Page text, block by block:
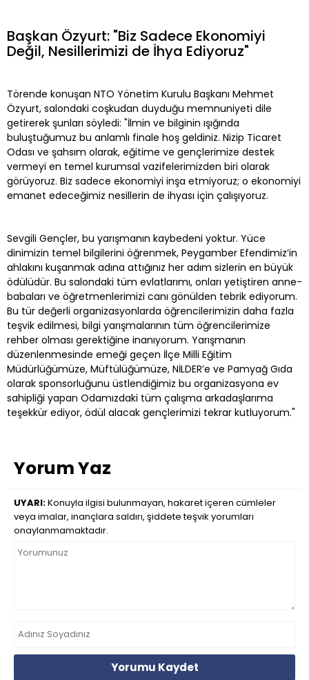
Başkan Özyurt: "Biz Sadece Ekonomiyi
Değil, Nesillerimizi de İhya Ediyoruz"
Törende konuşan NTO Yönetim Kurulu Başkanı Mehmet
Özyurt, salondaki coşkudan duyduğu memnuniyeti dile
getirerek şunları söyledi: "İlmin ve bilginin ışığında
buluştuğumuz bu anlamlı finale hoş geldiniz. Nizip Ticaret
Odası ve şahsım olarak, eğitime ve gençlerimize destek
vermeyi en temel kurumsal vazifelerimizden biri olarak
görüyoruz. Biz sadece ekonomiyi inşa etmiyoruz; o ekonomiyi
emanet edeceğimiz nesillerin de ihyası için çalışıyoruz.
Sevgili Gençler, bu yarışmanın kaybedeni yoktur. Yüce
dinimizin temel bilgilerini öğrenmek, Peygamber Efendimiz’in
ahlakını kuşanmak adına attığınız her adım sizlerin en büyük
ödülüdür. Bu salondaki tüm evlatlarımı, onları yetiştiren anne-
babaları ve öğretmenlerimizi canı gönülden tebrik ediyorum.
Bu tür değerli organizasyonlarda öğrencilerimizin daha fazla
teşvik edilmesi, bilgi yarışmalarının tüm öğrencilerimize
rehber olması gerektiğine inanıyorum. Yarışmanın
düzenlenmesinde emeği geçen İlçe Milli Eğitim
Müdürlüğümüze, Müftülüğümüze, NİLDER’e ve Pamyağ Gıda
olarak sponsorluğunu üstlendiğimiz bu organizasyona ev
sahipliği yapan Odamızdaki tüm çalışma arkadaşlarıma
teşekkür ediyor, ödül alacak gençlerimizi tekrar kutluyorum."
Yorum Yaz
UYARI:Konuyla ilgisi bulunmayan, hakaret içeren cümleler
veya imalar, inançlara saldırı, şiddete teşvik yorumları
onaylanmamaktadır.
Yorumu Kaydet